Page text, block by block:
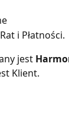
i Płatności.
jest
Klient.